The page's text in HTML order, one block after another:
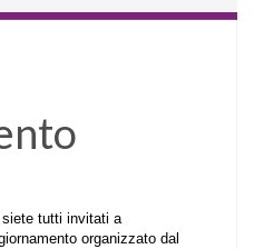
tutti invitati a
organizzato dal